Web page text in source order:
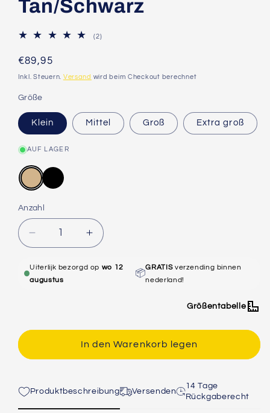
Tan/Schwarz
(2)2
Normaler
Preis
€89,95
Inkl. Steuern. Versand wird beim Checkout berechnet
Größe
Klein Mittel Groß Extra groß
AUF LAGER
Anzahl
Verringere
die
Menge
für
Tan/Schwarz
Erhöhe
die
Menge
Tan/Schwarz
Uiterlijk bezorgd op wo 12
augustus
📦
GRATISverzending binnen
nederland!
Größentabelle
In den Warenkorb legen
Produktbeschreibung Versenden
14 Tage
Rückgaberecht